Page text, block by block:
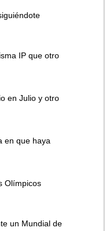
IP que otro
en Julio y otro
en que haya
Olímpicos
un Mundial de